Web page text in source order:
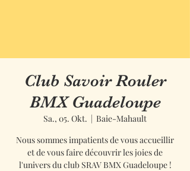
Club Savoir Rouler
BMX Guadeloupe
Sa., 05. Okt.
  |
Baie-Mahault
Nous sommes impatients de vous accueillir
et de vous faire découvrir les joies de
l'univers du club SRAV BMX Guadeloupe !